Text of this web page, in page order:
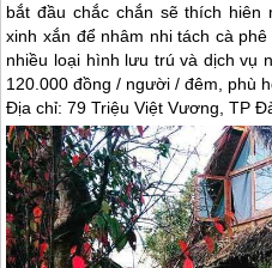
bắt đầu chắc chắn sẽ thích
xinh xắn để nhâm nhi tách cà
nhiều loại hình lưu trú và dịch vụ
120.000 đồng / người / đêm, phù
Địa chỉ: 79 Triệu Việt Vương, TP